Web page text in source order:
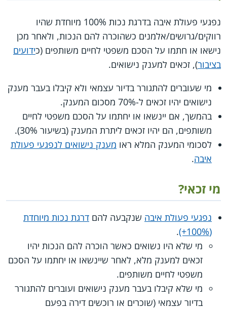
נפגעי פעולת איבה בדרגת נכות 100% מיוחדת שהיו
רווקים/גרושים/אלמנים כשהוכרה להם הנכות, ולאחר מכן
נישאו או חתמו על הסכם משפטי לחיים משותפים (כידועים
בציבור), זכאים למענק נישואים.
מי שעוברים להתגורר בדיור עצמאי ולא קיבלו בעבר מענק
נישואים יהיו זכאים ל-70% מסכום המענק.
בהמשך, אם יינשאו או יחתמו על הסכם משפטי לחיים
משותפים, הם יהיו זכאים ליתרת המענק (בשיעור 30%).
לסכומי המענק המלא ראו מענק נישואים לנפגעי פעולת
איבה.
מי זכאי?
נפגעי פעולת איבה שנקבעה להם דרגת נכות מיוחדת
(100%+)
.
מי שלא היו נשואים כאשר הוכרה להם הנכות יהיו
זכאים למענק מלא, לאחר שיינשאו או יחתמו על הסכם
משפטי לחיים משותפים.
מי שלא קיבלו בעבר מענק נישואים ועוברים להתגורר
בדיור עצמאי (שוכרים או רוכשים דירה בפעם